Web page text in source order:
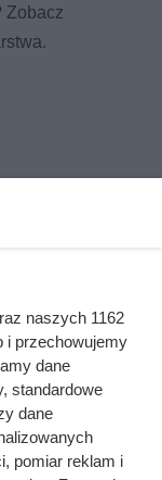
Zobacz
naszych 1162
i przechowujemy
dane
standardowe
dane
pomiar reklam i